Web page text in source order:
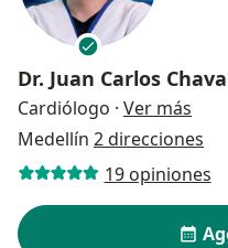
Dr. Juan Carlos
Cardiólogo · Ver más
Medellín 2 direcciones
19 opiniones